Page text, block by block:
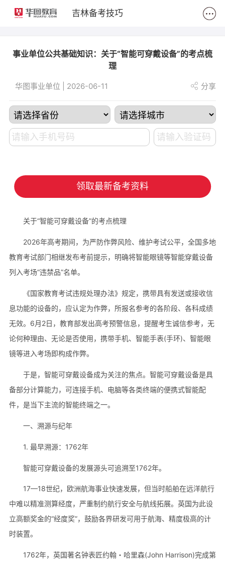
吉林备考技巧
事业单位公共基础知识：关于“智能可穿戴设备”的考点梳
理
华图事业单位 | 2026-06-11 分享
领取最新备考资料
关于“智能可穿戴设备”的考点梳理
2026年高考期间，为严防作弊风险、维护考试公平，全国多地
教育考试部门相继发布考前提示，明确将智能眼镜等智能穿戴设备
列入考场“违禁品”名单。
《国家教育考试违规处理办法》规定，携带具有发送或接收信
息功能的设备的，应认定为作弊，所报名参考的各阶段、各科成绩
无效。6月2日，教育部发出高考预警信息，提醒考生诚信参考，无
论何种理由、无论是否使用，携带手机、智能手表(手环)、智能眼
镜等进入考场即构成作弊。
于是，智能可穿戴设备成为关注的焦点。智能可穿戴设备是具
备部分计算能力，可连接手机、电脑等各类终端的便携式智能配
件，是当下主流的智能终端之一。
一、溯源与纪年
1. 最早溯源：1762年
智能可穿戴设备的发展源头可追溯至1762年。
17—18世纪，欧洲航海事业快速发展，但当时船舶在远洋航行
中难以精准测算经度，严重制约航行安全与航线拓展。英国为此设
立高额奖金的“经度奖”，鼓励各界研发可用于航海、精度极高的计
时装置。
1762年，英国著名钟表匠约翰・哈里森(John Harrison)完成第